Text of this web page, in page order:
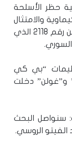
حظر الأسلحة
والامتثال
الكامل لقرارات المجلس وقرار مجلس الأمن رقم 2118 الذي
“بي كي
دخلت
سنواصل البحث
الفيتو الروسي.